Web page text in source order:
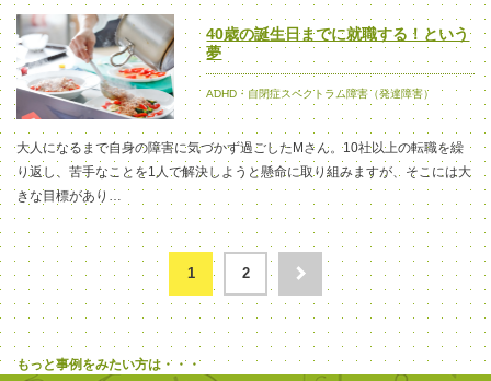
40歳の誕生日までに就職する！という
夢
ADHD・自閉症スペクトラム障害（発達障害）
大人になるまで自身の障害に気づかず過ごしたMさん。10社以上の転職を繰
り返し、苦手なことを1人で解決しようと懸命に取り組みますが、そこには大
きな目標があり…
1 2
もっと事例をみたい方は・・・